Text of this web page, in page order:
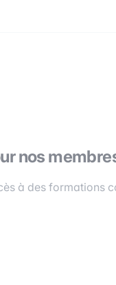
nos
à des formations